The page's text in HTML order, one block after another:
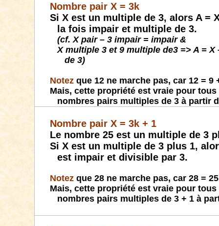
Nombre pair X = 3k
Si X est un multiple de 3, alors A =
la fois impair et multiple de 3.
(cf. X pair – 3 impair = impair &
X multiple 3 et 9 multiple de3 => A = X
de 3)
Notezque 12 ne marche pas, car 12 = 9
Mais, cette propriété est vraie pour tous
nombres pairs multiples de 3 à partir
Nombre pair X = 3k + 1
Le nombre 25 est un multiple de 3
Si X est un multiple de 3 plus 1,
est impair et divisible par 3.
Notezque 28 ne marche pas, car 28 =
Mais, cette propriété est vraie pour tous
nombres pairs multiples de 3 + 1 à